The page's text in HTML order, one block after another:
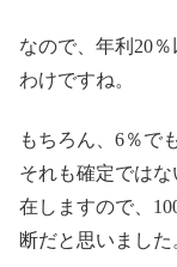
なので、年利20
わけですね。
もちろん、6％で
それも確定では
在しますので、
断だと思いました